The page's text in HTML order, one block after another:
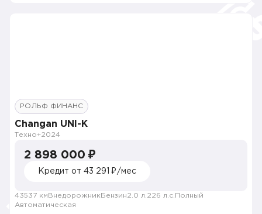
РОЛЬФ ФИНАНС
Changan UNI-K
Техно+2024
2 898 000 ₽
Кредит от 43 291 ₽/мес
43537 км Внедорожник Бензин2.0 л. 226 л.с. Полный
Автоматическая